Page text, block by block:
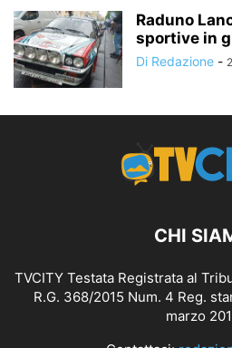
Raduno
sportive in
Di Redazione -
CHI
TVCITY Testata Registrata al
R.G. 368/2015 Num. 4 Reg.
marzo